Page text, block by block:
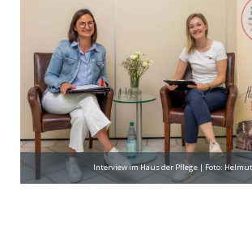
Interview im Haus der Pflege | Foto: